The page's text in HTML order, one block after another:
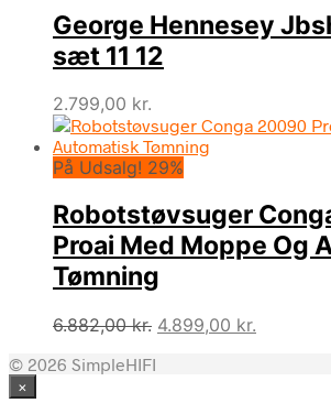
George Hennesey
sæt 11 12
2.799,00 kr.
På Udsalg! 29%
Robotstøvsuger
Proai Med Moppe Og
Tømning
6.882,00kr. Den
4.899,00 kr.
© 2026 SimpleHIFI
×